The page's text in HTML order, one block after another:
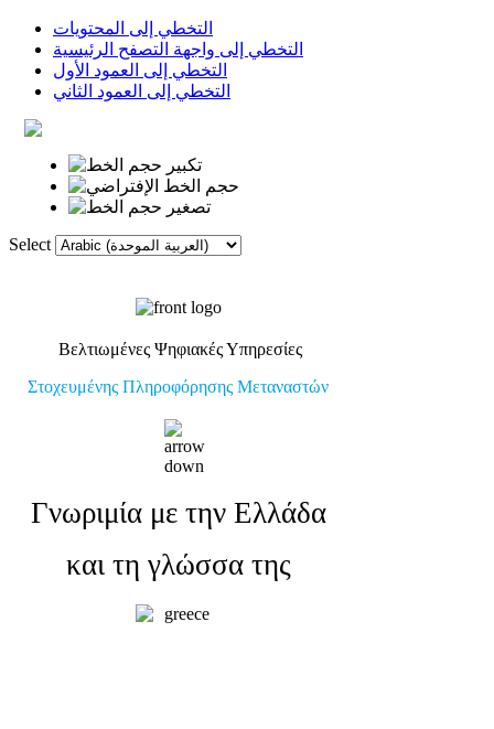
التخطي إلى المحتويات
التخطي إلى واجهة التصفح الرئيسية
التخطي إلى العمود الأول
التخطي إلى العمود الثاني
Select
Βελτιωμένες Ψηφιακές Υπηρεσίες
Στοχευμένης Πληροφόρησης Μεταναστών
Γνωριμία με την Ελλάδα
και τη γλώσσα της